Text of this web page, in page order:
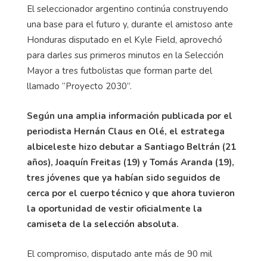
El seleccionador argentino continúa construyendo
una base para el futuro y, durante el amistoso ante
Honduras disputado en el Kyle Field, aprovechó
para darles sus primeros minutos en la Selección
Mayor a tres futbolistas que forman parte del
llamado “Proyecto 2030”.
Según una amplia información publicada por el
periodista Hernán Claus en Olé, el estratega
albiceleste hizo debutar a Santiago Beltrán (21
años), Joaquín Freitas (19) y Tomás Aranda (19),
tres jóvenes que ya habían sido seguidos de
cerca por el cuerpo técnico y que ahora tuvieron
la oportunidad de vestir oficialmente la
camiseta de la selección absoluta.
El compromiso, disputado ante más de 90 mil